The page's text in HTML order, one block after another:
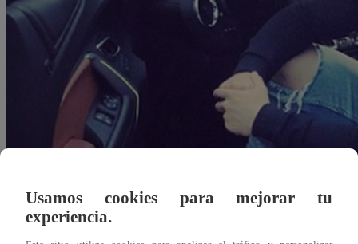
Usamos cookies para mejorar tu
experiencia.